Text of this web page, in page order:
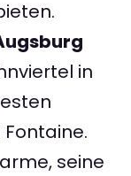
in
seine